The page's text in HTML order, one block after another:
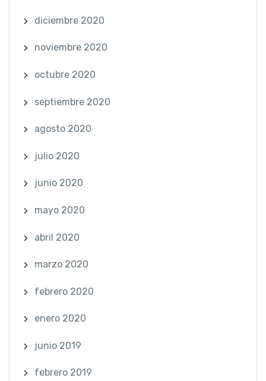
diciembre 2020
noviembre 2020
octubre 2020
septiembre 2020
agosto 2020
julio 2020
junio 2020
mayo 2020
abril 2020
marzo 2020
febrero 2020
enero 2020
junio 2019
febrero 2019